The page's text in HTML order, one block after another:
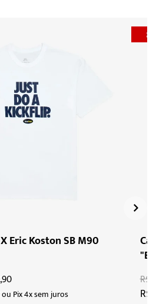
Eric Koston SB M90
ou Pix 4x sem juros
R$